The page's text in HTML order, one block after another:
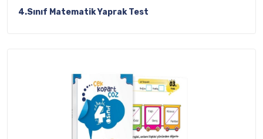
4.Sınıf Matematik Yaprak Test